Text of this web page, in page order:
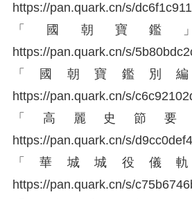
https://pan.quark.cn/s/dc6f1c91
「國朝寶鑑
https://pan.quark.cn/s/5b80bdc2
「國朝寶鑑別
https://pan.quark.cn/s/c6c92102
「高麗史節要
https://pan.quark.cn/s/d9cc0def
「華城城役儀
https://pan.quark.cn/s/c75b6746